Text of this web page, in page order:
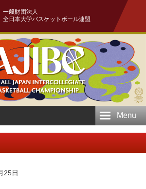
一般財団法人
全日本大学バスケットボール連盟
Menu
25日